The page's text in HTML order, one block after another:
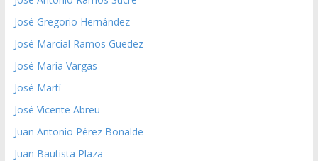
José Gregorio Hernández
José Marcial Ramos Guedez
José María Vargas
José Martí
José Vicente Abreu
Juan Antonio Pérez Bonalde
Juan Bautista Plaza